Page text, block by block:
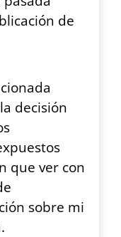
de
decisión
que ver con
sobre mi